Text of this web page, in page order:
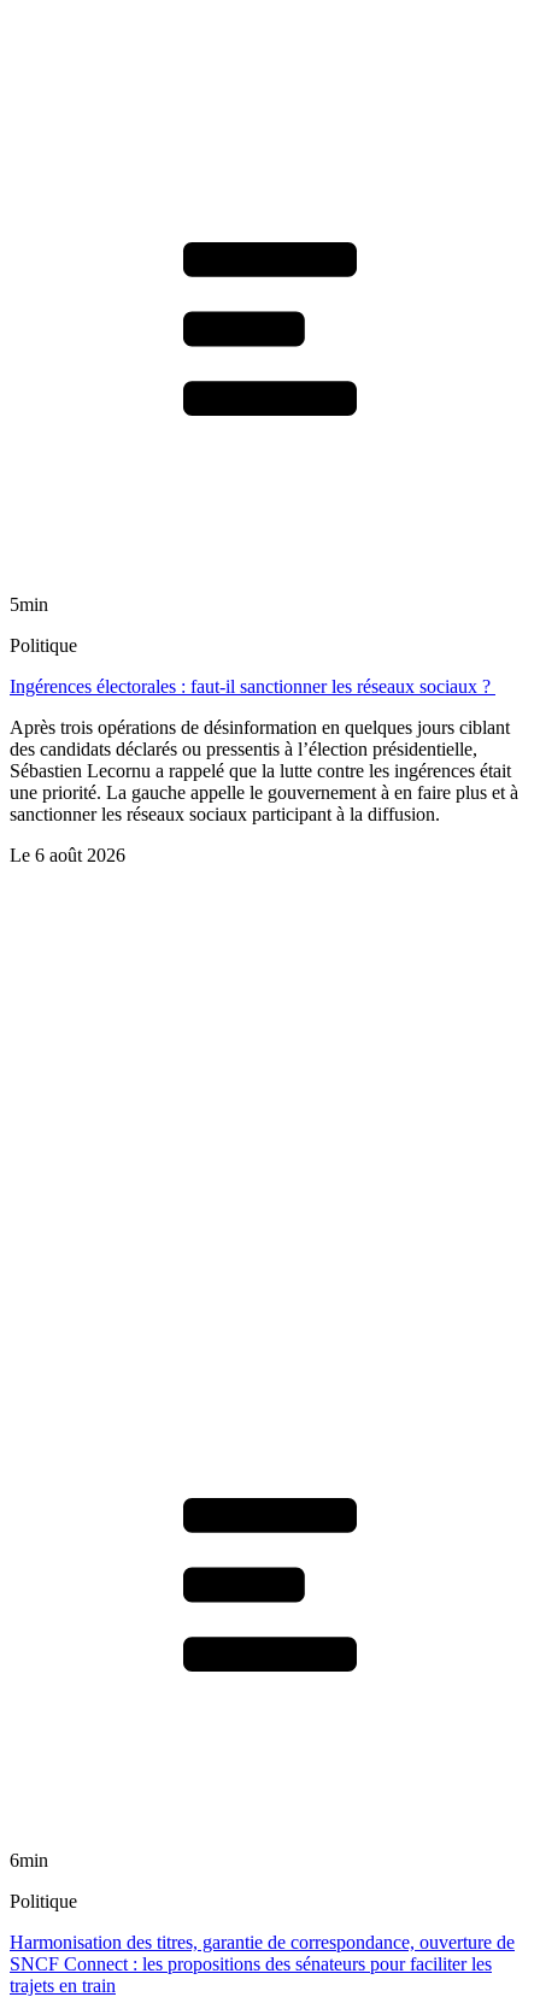
5min
Politique
Ingérences électorales : faut-il sanctionner les réseaux sociaux ?
Après trois opérations de désinformation en quelques jours ciblant
des candidats déclarés ou pressentis à l’élection présidentielle,
Sébastien Lecornu a rappelé que la lutte contre les ingérences était
une priorité. La gauche appelle le gouvernement à en faire plus et à
sanctionner les réseaux sociaux participant à la diffusion.
Le 6 août 2026
6min
Politique
Harmonisation des titres, garantie de correspondance, ouverture de
SNCF Connect : les propositions des sénateurs pour faciliter les
trajets en train